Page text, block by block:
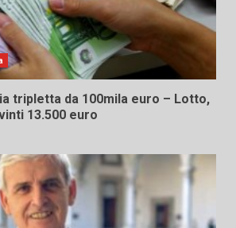
tripletta da 100mila euro – Lotto,
13.500 euro